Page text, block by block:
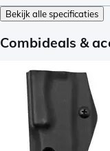
Bekijk alle specificaties
Combideals &